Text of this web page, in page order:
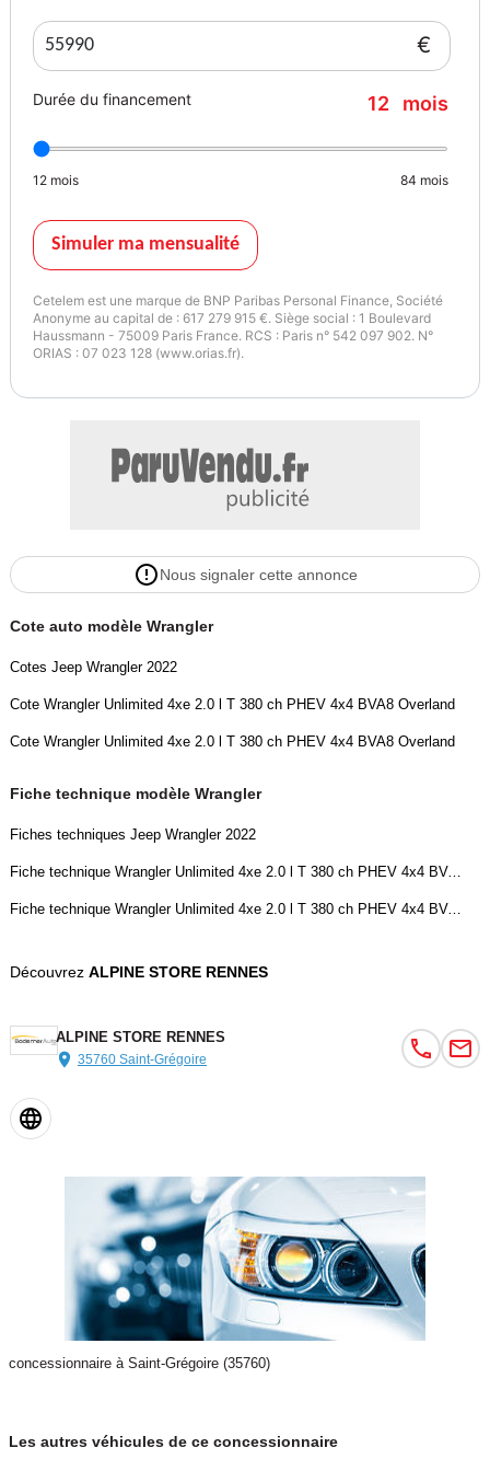
- Porte-gobelets rétroéclairés
- Prise auxiliaire 12v AV+AR
- Projecteurs LED
- Rétroviseur intérieur photochromatique
- Rétroviseurs avec réglage électrique et fonction dégivrage
- Sellerie cuir
- Siège conducteur réglable 6 points + lombaire 2 points
- Sièges AV chauffants
- Système audio Premium Alpine 8,4''+8 HP+Subwoofer
- Système de navigation à écran tactile Uconnect 8,4''avec Apple
- Toit ouvrant AV Fliptop sur hard top
- Transmission intégrale Command Select-Trac Time 2.72:1
- Vitres et lunette AR surteintées
- Volant cuir multifonction chauffant
Couleur
Vignette Crit’Air
1
Garantie mécanique
12 mois
€
Durée du financement 12 mois
12 mois 84 mois
Simuler ma mensualité
Cetelem est une marque de BNP Paribas Personal Finance, Société
Anonyme au capital de : 617 279 915 €. Siège social : 1 Boulevard
Haussmann - 75009 Paris France. RCS : Paris n° 542 097 902. N°
ORIAS : 07 023 128 (www.orias.fr).
Nous signaler cette annonce
Cote auto modèle Wrangler
Cotes Jeep Wrangler 2022
Cote Wrangler Unlimited 4xe 2.0 l T 380 ch PHEV 4x4 BVA8 Overland
Cote Wrangler Unlimited 4xe 2.0 l T 380 ch PHEV 4x4 BVA8 Overland
Fiche technique modèle Wrangler
Fiches techniques Jeep Wrangler 2022
Fiche technique Wrangler Unlimited 4xe 2.0 l T 380 ch PHEV 4x4 BVA8 Overland
Fiche technique Wrangler Unlimited 4xe 2.0 l T 380 ch PHEV 4x4 BVA8 Overland
Découvrez ALPINE STORE RENNES
ALPINE STORE RENNES
35760 Saint-Grégoire
concessionnaire à Saint-Grégoire (35760)
Les autres véhicules de ce concessionnaire